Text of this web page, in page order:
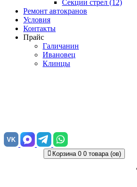
Секции стрел (12)
Ремонт автокранов
Условия
Контакты
Прайс
Галичанин
Ивановец
Клинцы
VK
Корзина 0 0 товара (ов)